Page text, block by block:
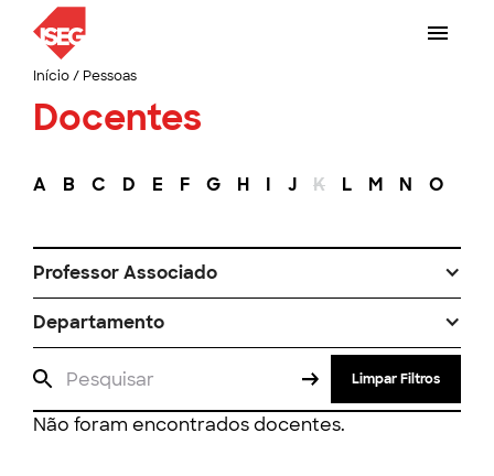
Início/ Pessoas
Docentes
A B C D E F G H I J K L M N O
Professor Associado
Departamento
Limpar Filtros
Não foram encontrados docentes.